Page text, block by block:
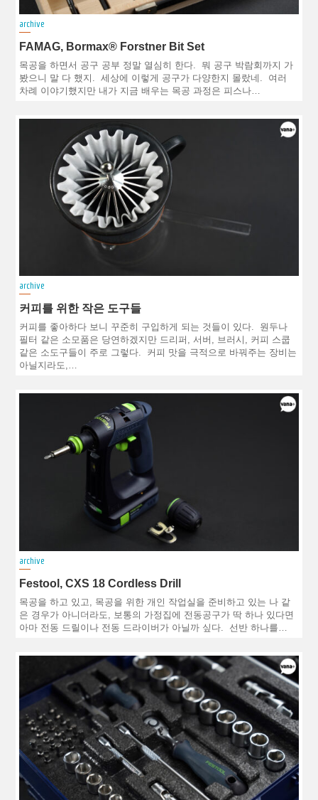
archive
FAMAG, Bormax® Forstner Bit Set
목공을 하면서 공구 공부 정말 열심히 한다. 뭐 공구 박람회까지 가
봤으니 말 다 했지. 세상에 이렇게 공구가 다양한지 몰랐네. 여러
차례 이야기했지만 내가 지금 배우는 목공 과정은 피스나…
archive
커피를 위한 작은 도구들
커피를 좋아하다 보니 꾸준히 구입하게 되는 것들이 있다. 원두나
필터 같은 소모품은 당연하겠지만 드리퍼, 서버, 브러시, 커피 스쿱
같은 소도구들이 주로 그렇다. 커피 맛을 극적으로 바꿔주는 장비는
아닐지라도,…
archive
Festool, CXS 18 Cordless Drill
목공을 하고 있고, 목공을 위한 개인 작업실을 준비하고 있는 나 같
은 경우가 아니더라도, 보통의 가정집에 전동공구가 딱 하나 있다면
아마 전동 드릴이나 전동 드라이버가 아닐까 싶다. 선반 하나를…